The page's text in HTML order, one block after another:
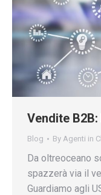
Vendite
Blog By Agenti in
Da oltreoceano
spazzerà via il
Guardiamo agli